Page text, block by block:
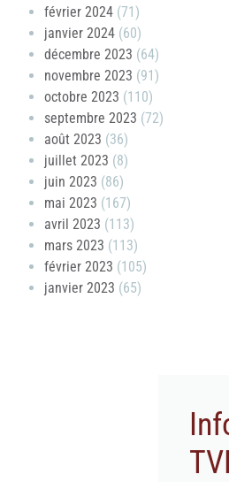
février 2024 (71)
janvier 2024 (60)
décembre 2023 (64)
novembre 2023 (91)
octobre 2023 (110)
septembre 2023 (72)
août 2023 (36)
juillet 2023 (8)
juin 2023 (86)
mai 2023 (167)
avril 2023 (113)
mars 2023 (113)
février 2023 (105)
janvier 2023 (65)